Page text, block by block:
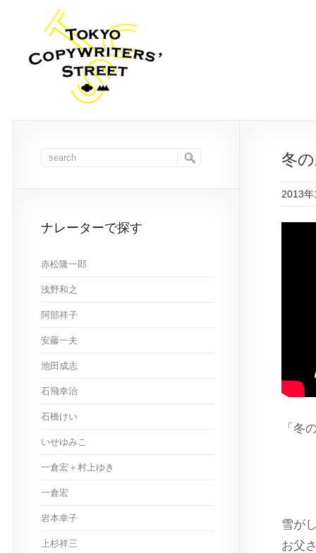
冬
2013
「冬
雪が
お父
ナレーターで探す
赤松隆一郎
浅野和之
阿部祥子
安藤一夫
池田成志
石飛幸治
石橋けい
いせゆみこ
一倉宏＋村上ゆき
一倉宏
岩本幸子
上杉祥三